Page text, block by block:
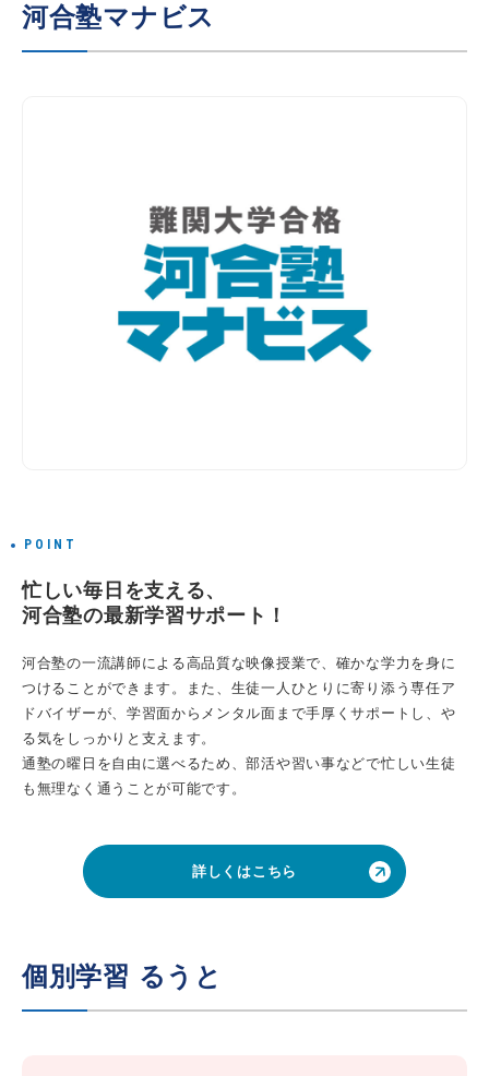
河合塾マナビス
POINT
忙しい毎日を支える、
河合塾の最新学習サポート！
河合塾の一流講師による高品質な映像授業で、確かな学力を身に
つけることができます。また、生徒一人ひとりに寄り添う専任ア
ドバイザーが、学習面からメンタル面まで手厚くサポートし、や
る気をしっかりと支えます。
通塾の曜日を自由に選べるため、部活や習い事などで忙しい生徒
も無理なく通うことが可能です。
詳しくはこちら
個別学習 るうと